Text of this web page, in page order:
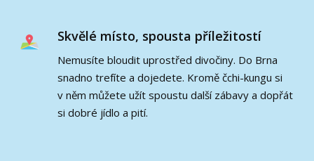
Skvělé místo, spousta příležitostí
Nemusíte bloudit uprostřed divočiny. Do Brna
snadno trefíte a dojedete. Kromě čchi-kungu si
v něm můžete užít spoustu další zábavy a dopřát
si dobré jídlo a pití.